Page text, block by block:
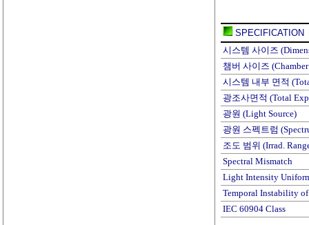
SPECIFICATION
시스템 사이즈
챔버 사이즈
시스템 내부 면적
광조사면적 (Total
광원 (Light Source)
광원 스펙트럼
조도 범위 (Irrad.
Spectral Mismatch
Light Intensity
Temporal Instability
IEC 60904 Class